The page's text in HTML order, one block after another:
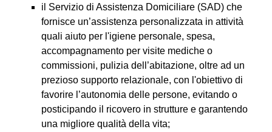
il Servizio di Assistenza Domiciliare (SAD) che
fornisce un’assistenza personalizzata in attività
quali aiuto per l'igiene personale, spesa,
accompagnamento per visite mediche o
commissioni, pulizia dell’abitazione, oltre ad un
prezioso supporto relazionale, con l'obiettivo di
favorire l’autonomia delle persone, evitando o
posticipando il ricovero in strutture e garantendo
una migliore qualità della vita;